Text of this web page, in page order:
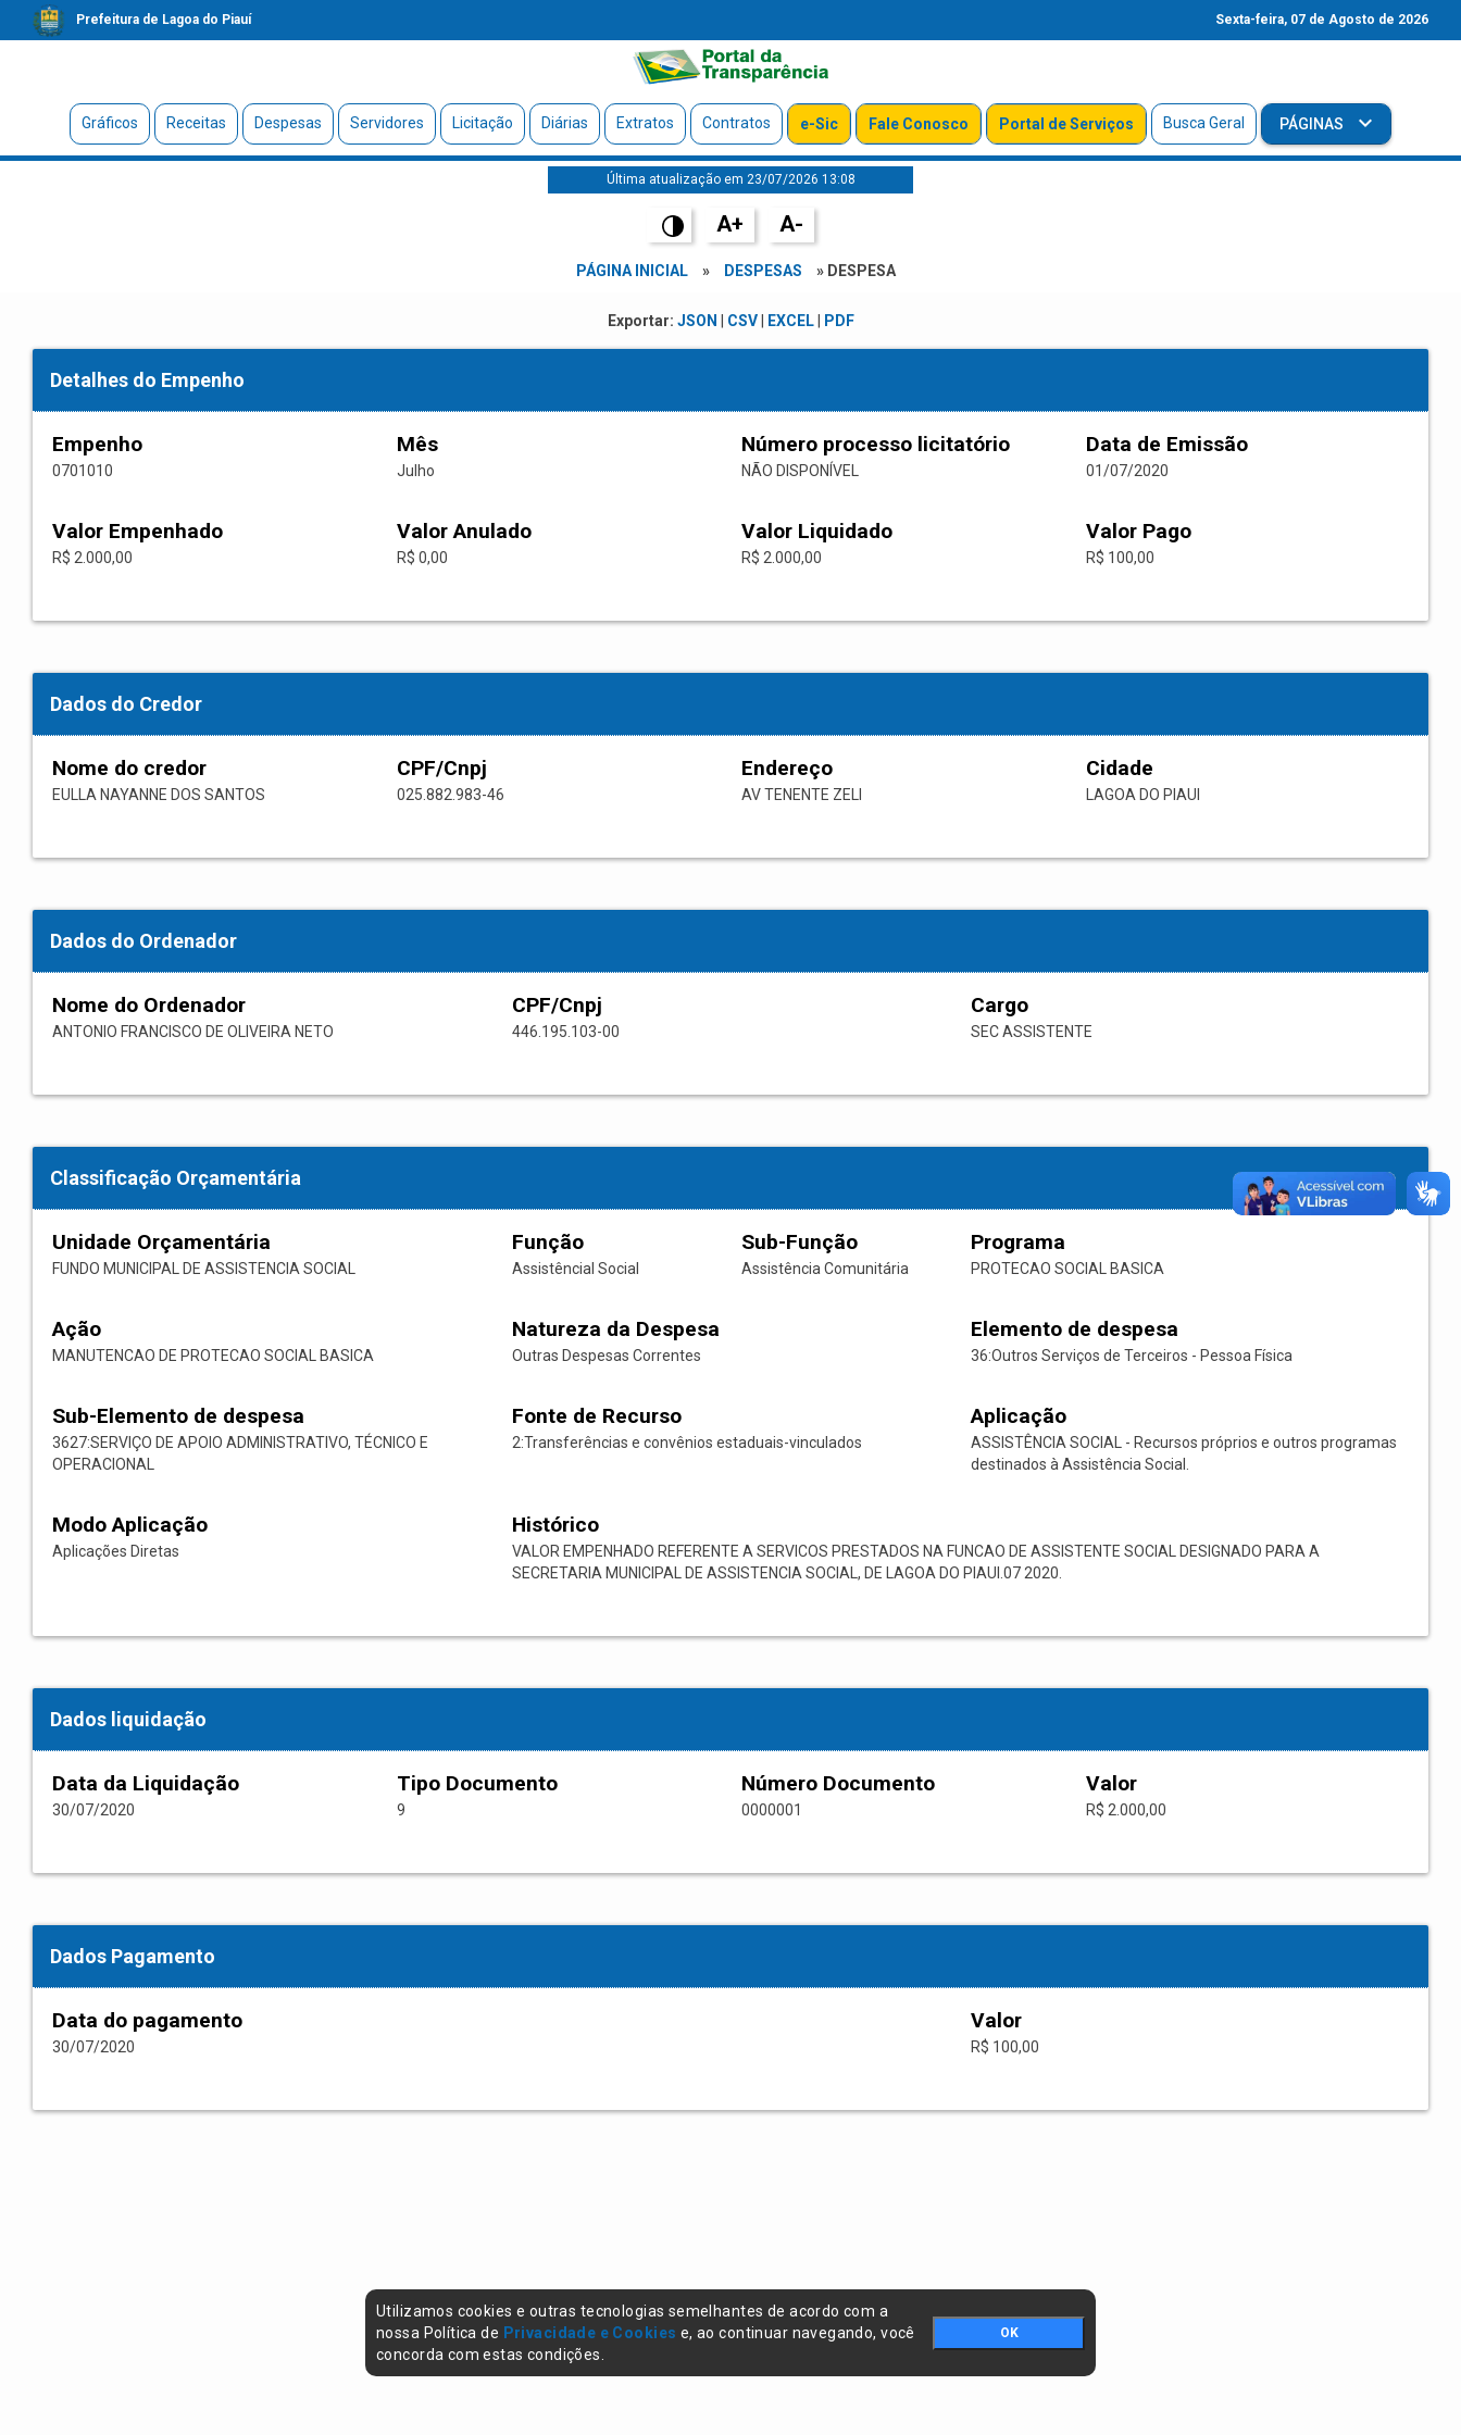
Prefeitura de Lagoa do Piauí Sexta-feira, 07 de Agosto de 2026
Gráficos Receitas Despesas Servidores Licitação Diárias Extratos Contratos e-Sic Fale Conosco Portal de Serviços Busca Geral PÁGINAS
Última atualização em 23/07/2026 13:08
A+ A-
PÁGINA INICIAL » DESPESAS » DESPESA
Exportar: JSON CSV| EXCEL| PDF
Detalhes do Empenho
Empenho
0701010
Mês
Julho
Número processo licitatório
NÃO DISPONÍVEL
Data de Emissão
01/07/2020
Valor Empenhado
R$ 2.000,00
Valor Anulado
R$ 0,00
Valor Liquidado
R$ 2.000,00
Valor Pago
R$ 100,00
Dados do Credor
Nome do credor
EULLA NAYANNE DOS SANTOS
CPF/Cnpj
025.882.983-46
Endereço
AV TENENTE ZELI
Cidade
LAGOA DO PIAUI
Dados do Ordenador
Nome do Ordenador
ANTONIO FRANCISCO DE OLIVEIRA NETO
CPF/Cnpj
446.195.103-00
Cargo
SEC ASSISTENTE
Classificação Orçamentária
Unidade Orçamentária
FUNDO MUNICIPAL DE ASSISTENCIA SOCIAL
Função
Assistêncial Social
Sub-Função
Assistência Comunitária
Programa
PROTECAO SOCIAL BASICA
Ação
MANUTENCAO DE PROTECAO SOCIAL BASICA
Natureza da Despesa
Outras Despesas Correntes
Elemento de despesa
36:Outros Serviços de Terceiros - Pessoa Física
Sub-Elemento de despesa
3627:SERVIÇO DE APOIO ADMINISTRATIVO, TÉCNICO E
OPERACIONAL
Fonte de Recurso
2:Transferências e convênios estaduais-vinculados
Aplicação
ASSISTÊNCIA SOCIAL - Recursos próprios e outros programas
destinados à Assistência Social.
Modo Aplicação
Aplicações Diretas
Histórico
VALOR EMPENHADO REFERENTE A SERVICOS PRESTADOS NA FUNCAO DE ASSISTENTE SOCIAL DESIGNADO PARA A
SECRETARIA MUNICIPAL DE ASSISTENCIA SOCIAL, DE LAGOA DO PIAUI.07 2020.
Dados liquidação
Data da Liquidação
30/07/2020
Tipo Documento
9
Número Documento
0000001
Valor
R$ 2.000,00
Dados Pagamento
Data do pagamento
30/07/2020
Valor
R$ 100,00
Utilizamos cookies e outras tecnologias semelhantes de acordo com a
nossa Política de Privacidade e Cookies e, ao continuar navegando, você
concorda com estas condições.
OK